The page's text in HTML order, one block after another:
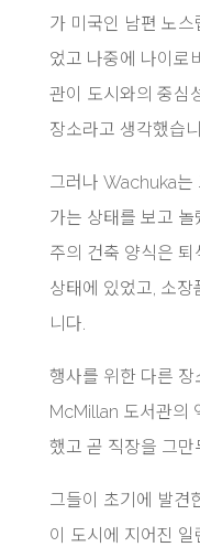
가 미국인 남편 노스
었고 나중에 나이로
관이 도시와의 중심
장소라고 생각했습
그러나 Wachuka는
가는 상태를 보고
주의 건축 양식은
상태에 있었고, 소
니다.
행사를 위한 다른 장
McMillan 도서관의
했고 곧 직장을 그
그들이 초기에 발견
이 도시에 지어진